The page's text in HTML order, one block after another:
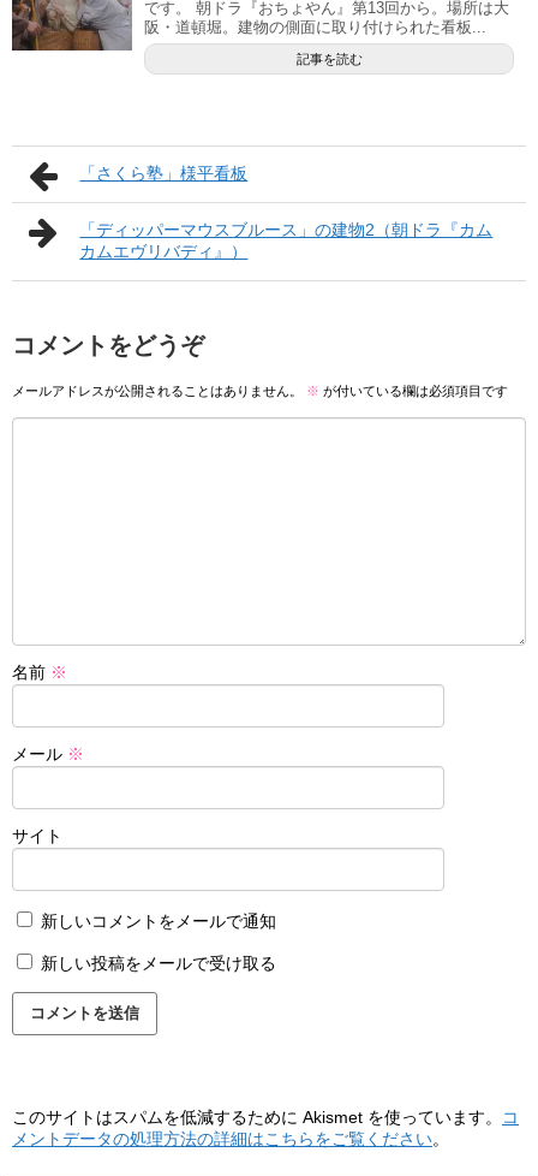
です。 朝ドラ『おちょやん』第13回から。場所は大
阪・道頓堀。建物の側面に取り付けられた看板...
記事を読む
「さくら塾」様平看板
「ディッパーマウスブルース」の建物2（朝ドラ『カム
カムエヴリバディ』）
コメントをどうぞ
メールアドレスが公開されることはありません。 ※ が付いている欄は必須項目です
名前 ※
メール ※
サイト
新しいコメントをメールで通知
新しい投稿をメールで受け取る
このサイトはスパムを低減するために Akismet を使っています。
コ
メントデータの処理方法の詳細はこちらをご覧ください。